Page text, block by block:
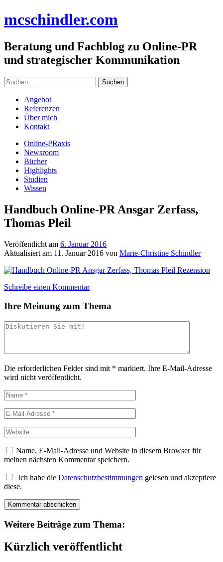
Inhalt
mcschindler.com
Beratung und Fachblog zu Online-PR
und strategischer Kommunikation
Suchen
nach:
Angebot
Referenzen
Über mich
Kontakt
Online-PRaxis
Newsroom
Bücher
Highlights
Studien
Wissen
Handbuch Online-PR Ansgar Zerfass,
Thomas Pleil
Veröffentlicht am 6. Januar 2016
Aktualisiert am 11. Januar 2016 von Marie-Christine Schindler
Schreibe einen Kommentar
Ihre Meinung zum Thema
Die erforderlichen Felder sind mit * markiert. Ihre E-Mail-Adresse
wird nicht veröffentlicht.
Name, E-Mail-Adresse und Website in diesem Browser für
meinen nächsten Kommentar speichern.
Ich habe die Datenschutzbestimmungen gelesen und akzeptiere
diese.
Weitere Beiträge zum Thema:
Kürzlich veröffentlicht